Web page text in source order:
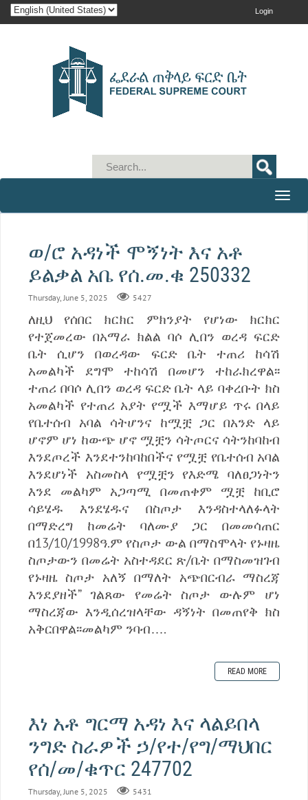
Login
Toggle
ወ/ሮ አዳነች ሞኝነት እና አቶ
ይልቃል አቤ የሰ.መ.ቁ 250332
Thursday, June 5, 2025 5427
ለዚህ የሰበር ክርክር ምክንያት የሆነው ክርክር
የተጀመረው በአማራ ክልል ባሶ ሊበን ወረዳ ፍርድ
ቤት ሲሆን በወረዳው ፍርድ ቤት ተጠሪ ከሳሽ
አመልካች ደግሞ ተከሳሽ በመሆን ተከራክረዋል፡፡
ተጠሪ በባሶ ሊበን ወረዳ ፍርድ ቤት ላይ ባቀረቡት ክስ
አመልካች የተጠሪ አያት የሟች እማሆይ ጥሩ በላይ
የቤተሰብ አባል ሳትሆንና ከሟቿ ጋር በአንድ ላይ
ሆኖም ሆነ ከውጭ ሆኖ ሟቿን ሳትጦርና ሳትንከባከብ
እንደጦረች እንደተንከባከበችና የሟቿ የቤተሰብ አባል
እንደሆነች አስመስላ የሟቿን የእድሜ ባለፀጋነትን
እንደ መልካም አጋጣሚ በመጠቀም ሟቿ ከቢሮ
ሳይሄዱ እንደሄዱና በስጦታ እንዳስተላለፉላት
በማድረግ ከመሬት ባለሙያ ጋር በመመሳጠር
በ13/10/1998ዓ.ም የስጦታ ውል በማስሞላት የኑዛዜ
ስጦታውን በመሬት አስተዳደር ጽ/ቤት በማስመዝገብ
የኑዛዜ ስጦታ አለኝ በማለት አጭበርብራ ማስረጃ
እንደያዘች” ገልጸው የመሬት ስጦታ ውሉም ሆነ
ማስረጃው እንዲሰረዝላቸው ዳኝነት በመጠየቅ ክስ
አቅርበዋል፡፡መልካም ንባብ….
READ MORE
እነ አቶ ግርማ አዳነ እና ላልይበላ
ንግድ ስራዎች ኃ/የተ/የግ/ማህበር
የሰ/መ/ቁጥር 247702
Thursday, June 5, 2025 5431